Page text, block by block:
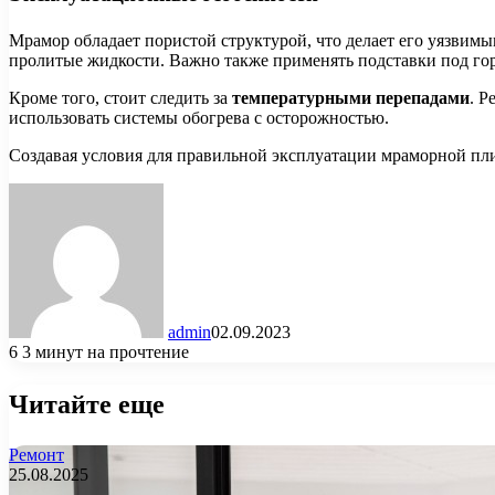
Мрамор обладает пористой структурой, что делает его
пролитые жидкости. Важно также применять подставки под
Кроме того, стоит следить за температурными перепадами.
использовать системы обогрева с осторожностью.
Создавая условия для правильной эксплуатации мраморной
admin02.09.2023
6 3 минут на прочтение
Читайте еще
Ремонт
25.08.2025